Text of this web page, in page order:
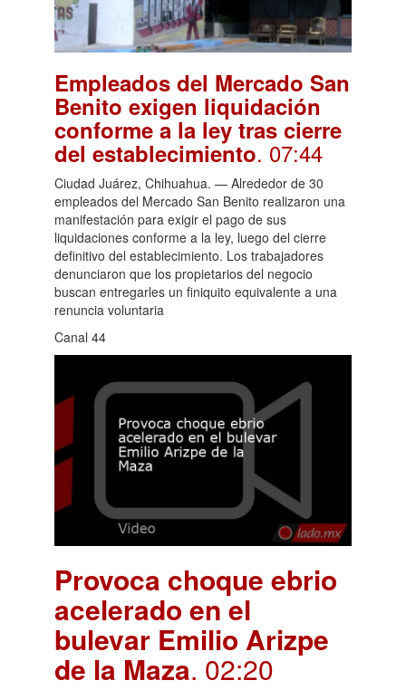
Empleados del Mercado San
Benito exigen liquidación
conforme a la ley tras cierre
del establecimiento. 07:44
Ciudad Juárez, Chihuahua. — Alrededor de 30
empleados del Mercado San Benito realizaron una
manifestación para exigir el pago de sus
liquidaciones conforme a la ley, luego del cierre
definitivo del establecimiento. Los trabajadores
denunciaron que los propietarios del negocio
buscan entregarles un finiquito equivalente a una
renuncia voluntaria
Canal 44
Provoca choque ebrio
acelerado en el
bulevar Emilio Arizpe
de la Maza. 02:20